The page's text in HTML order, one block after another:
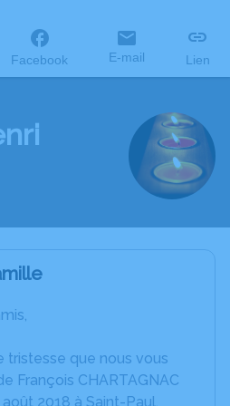
Facebook E-mail Lien
tristesse que nous vous
François CHARTAGNAC
2018 à Saint-Paul.